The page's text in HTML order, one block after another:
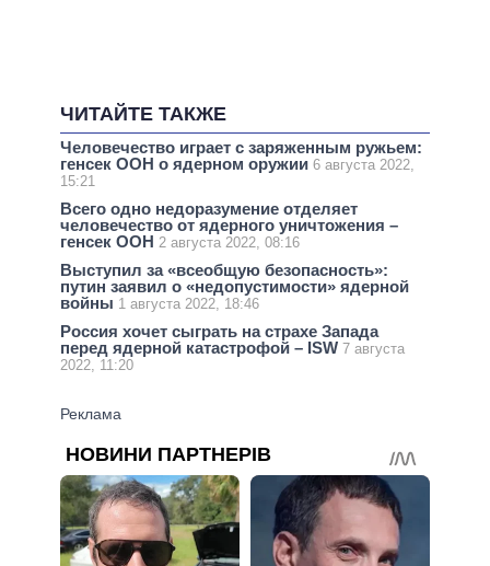
ЧИТАЙТЕ ТАКЖЕ
Человечество играет с заряженным ружьем:
генсек ООН о ядерном оружии 6 августа 2022,
15:21
Всего одно недоразумение отделяет
человечество от ядерного уничтожения –
генсек ООН 2 августа 2022, 08:16
Выступил за «всеобщую безопасность»:
путин заявил о «недопустимости» ядерной
войны 1 августа 2022, 18:46
Россия хочет сыграть на страхе Запада
перед ядерной катастрофой – ISW 7 августа
2022, 11:20